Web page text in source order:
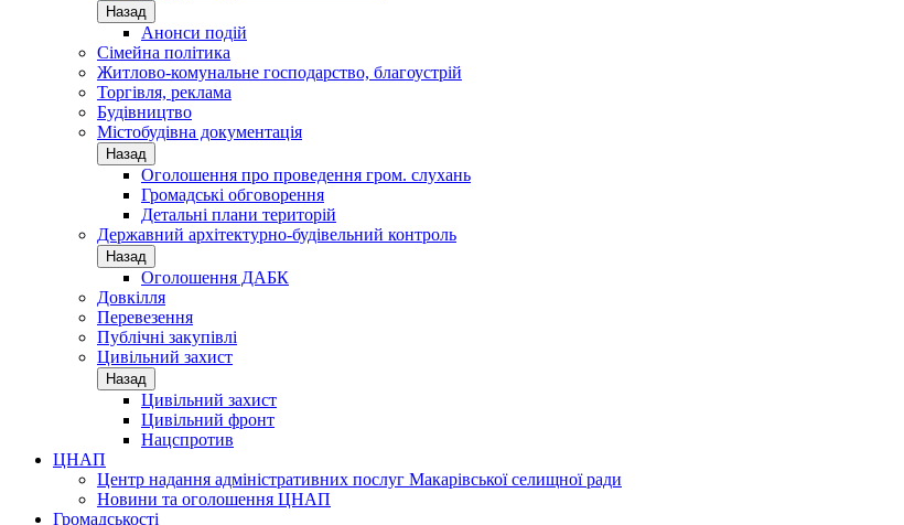
Назад
Анонси подій
Сімейна політика
Житлово-комунальне господарство, благоустрій
Торгівля, реклама
Будівництво
Містобудівна документація
Назад
Оголошення про проведення гром. слухань
Громадські обговорення
Детальні плани територій
Державний архітектурно-будівельний контроль
Назад
Оголошення ДАБК
Довкілля
Перевезення
Публічні закупівлі
Цивільний захист
Назад
Цивільний захист
Цивільний фронт
Нацспротив
ЦНАП
Центр надання адміністративних послуг Макарівської селищної ради
Новини та оголошення ЦНАП
Громадськості